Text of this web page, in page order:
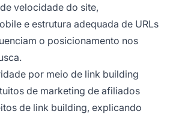
velocidade do site,
e estrutura adequada de URLs
o posicionamento nos
por meio de link building
de marketing de afiliados
de link building, explicando